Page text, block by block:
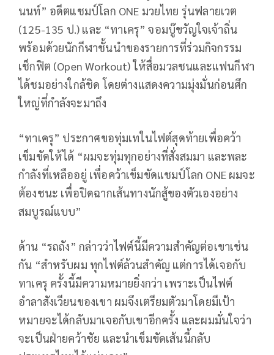
นนท์” อดีตแชมป์โลก ONE มวยไทย รุ่นฟลายเวต
(125-135 ป.) และ “ทาเครุ” จอมบู๊ขวัญใจเจ้าถิ่น
พร้อมด้วยนักกีฬาชั้นนำของรายการที่ร่วมกิจกรรม
เช็กฟิต (Open Workout) ให้สื่อมวลชนและแฟนกีฬา
ได้ชมอย่างใกล้ชิด โดยต่างแสดงความมุ่งมั่นก่อนศึก
ใหญ่ที่กำลังจะมาถึง
“ทาเครุ” ประกาศขอทุ่มเทในไฟต์สุดท้ายเพื่อคว้า
เข็มขัดให้ได้ “ผมจะทุ่มทุกอย่างที่สั่งสมมา และพละ
กำลังที่เหลืออยู่ เพื่อคว้าเข็มขัดแชมป์โลก ONE ผมจะ
ต้องชนะ เพื่อปิดฉากเส้นทางนักสู้ของตัวเองอย่าง
สมบูรณ์แบบ”
ด้าน “รถถัง” กล่าวว่าไฟต์นี้มีความสำคัญต่อเขาเช่น
กัน “สำหรับผม ทุกไฟต์ล้วนสำคัญ แต่การได้เจอกับ
ทาเครุ ครั้งนี้มีความหมายยิ่งกว่า เพราะเป็นไฟต์
อำลาสังเวียนของเขา ผมจึงเตรียมตัวมาโดยมีเป้า
หมายจะได้กลับมาเจอกับเขาอีกครั้ง และผมมั่นใจว่า
จะเป็นฝ่ายคว้าชัย และนำเข็มขัดเส้นนี้กลับ